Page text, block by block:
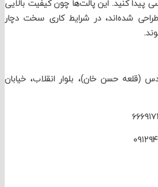
این پالت‌ها چون کیفیت بالایی
در شرایط کاری سخت دچار
حسن خان)، بلوار انقلاب، خیابان